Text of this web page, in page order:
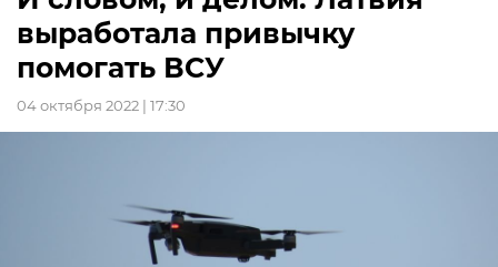
выработала привычку
помогать ВСУ
04 октября 2022 | 17:30